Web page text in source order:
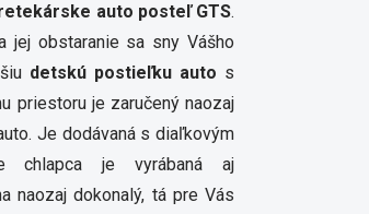
auto posteľ GTS.
jej obstaranie sa sny Vášho
detskú postieľku auto s
priestoru je zaručený naozaj
Je dodávaná s diaľkovým
chlapca je vyrábaná aj
naozaj dokonalý, tá pre Vás